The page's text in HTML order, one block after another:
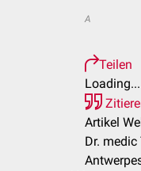
A
Teilen
Loading...
Artikel
Dr. medic